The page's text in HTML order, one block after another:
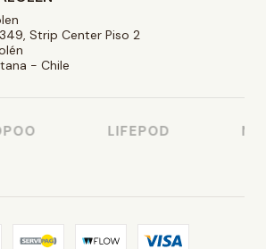
Strip Center Piso 2
- Chile
LIFEPOD